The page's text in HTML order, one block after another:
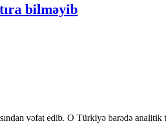
bilməyib
vəfat edib. O Türkiyə barədə